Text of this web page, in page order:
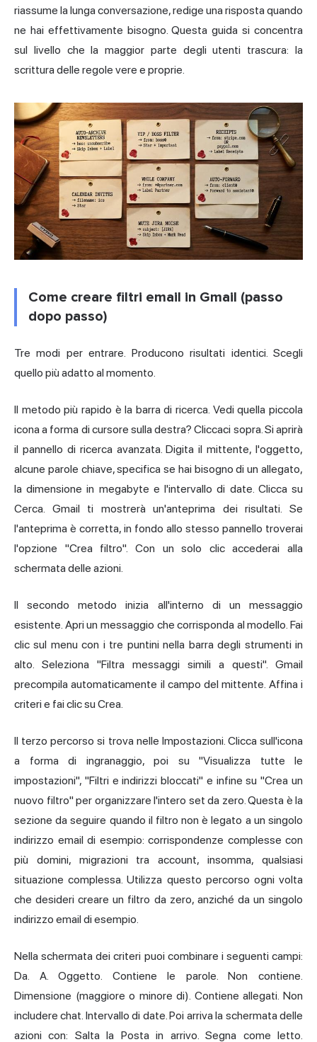
riassume la lunga conversazione, redige una risposta quando
ne hai effettivamente bisogno. Questa guida si concentra
sul livello che la maggior parte degli utenti trascura: la
scrittura delle regole vere e proprie.
Come creare filtri email in Gmail (passo
dopo passo)
Tre modi per entrare. Producono risultati identici. Scegli
quello più adatto al momento.
Il metodo più rapido è la barra di ricerca. Vedi quella piccola
icona a forma di cursore sulla destra? Cliccaci sopra. Si aprirà
il pannello di ricerca avanzata. Digita il mittente, l'oggetto,
alcune parole chiave, specifica se hai bisogno di un allegato,
la dimensione in megabyte e l'intervallo di date. Clicca su
Cerca. Gmail ti mostrerà un'anteprima dei risultati. Se
l'anteprima è corretta, in fondo allo stesso pannello troverai
l'opzione "Crea filtro". Con un solo clic accederai alla
schermata delle azioni.
Il secondo metodo inizia all'interno di un messaggio
esistente. Apri un messaggio che corrisponda al modello. Fai
clic sul menu con i tre puntini nella barra degli strumenti in
alto. Seleziona "Filtra messaggi simili a questi". Gmail
precompila automaticamente il campo del mittente. Affina i
criteri e fai clic su Crea.
Il terzo percorso si trova nelle Impostazioni. Clicca sull'icona
a forma di ingranaggio, poi su "Visualizza tutte le
impostazioni", "Filtri e indirizzi bloccati" e infine su "Crea un
nuovo filtro" per organizzare l'intero set da zero. Questa è la
sezione da seguire quando il filtro non è legato a un singolo
indirizzo email di esempio: corrispondenze complesse con
più domini, migrazioni tra account, insomma, qualsiasi
situazione complessa. Utilizza questo percorso ogni volta
che desideri creare un filtro da zero, anziché da un singolo
indirizzo email di esempio.
Nella schermata dei criteri puoi combinare i seguenti campi:
Da. A. Oggetto. Contiene le parole. Non contiene.
Dimensione (maggiore o minore di). Contiene allegati. Non
includere chat. Intervallo di date. Poi arriva la schermata delle
azioni con: Salta la Posta in arrivo. Segna come letto.